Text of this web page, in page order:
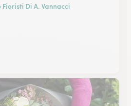
Di A. Vannacci